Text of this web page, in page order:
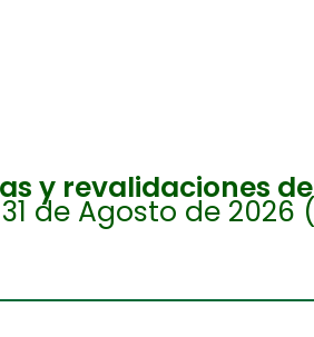
y revalidaciones
de Agosto de